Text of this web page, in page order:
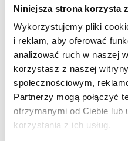
Niniejsza strona korzysta
Wykorzystujemy pliki
i reklam, aby oferować
analizować ruch w naszej
korzystasz z naszej
społecznościowym,
Partnerzy mogą połączyć
otrzymanymi od Ciebie lub
korzystania z ich usług.
SPEKTAKLE Z
SPEKTAKLE Z
Wyjazdy
Kontakt
O nas
Teatr Capitol
Klub Capitol
Impresariat
Akademia sceny
Partnerzy
Eventy
Newsletter